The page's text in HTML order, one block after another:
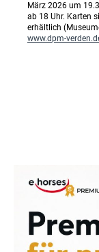
März 2026 um
ab 18 Uhr. Karten
erhältlich
www.dpm-